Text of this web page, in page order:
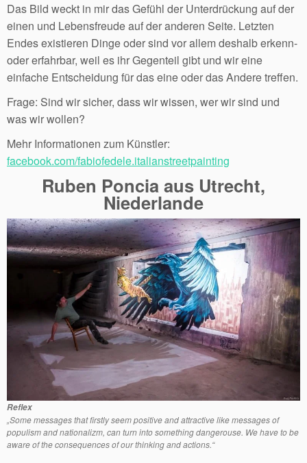
Das Bild weckt in mir das Gefühl der Unterdrückung auf der
einen und Lebensfreude auf der anderen Seite. Letzten
Endes existieren Dinge oder sind vor allem deshalb erkenn-
oder erfahrbar, weil es ihr Gegenteil gibt und wir eine
einfache Entscheidung für das eine oder das Andere treffen.
Frage: Sind wir sicher, dass wir wissen, wer wir sind und
was wir wollen?
Mehr Informationen zum Künstler:
facebook.com/fabiofedele.italianstreetpainting
Ruben Poncia aus Utrecht,
Niederlande
Reflex
„Some messages that firstly seem positive and attractive like messages of
populism and nationalizm, can turn into something dangerouse. We have to be
aware of the consequences of our thinking and actions.“